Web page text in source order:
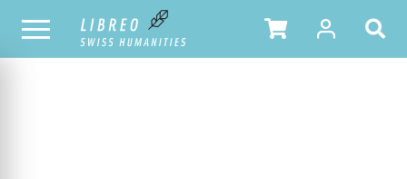
ALLE HEFTE SJSCA